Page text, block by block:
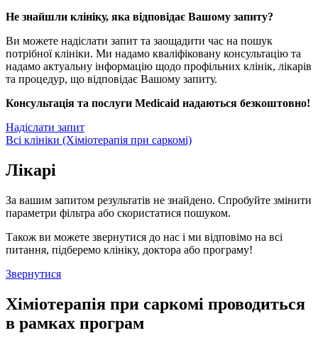
Не знайшли клініку, яка відповідає Вашому запиту?
Ви можете надіслати запит та заощадити час на пошук
потрібної клініки. Ми надамо кваліфіковану консультацію та
надамо актуальну інформацію щодо профільних клінік, лікарів
та процедур, що відповідає Вашому запиту.
Консультація та послуги Medicaid надаються безкоштовно!
Надіслати запит
Всі клініки (Хіміотерапія при саркомі)
Лікарі
За вашим запитом результатів не знайдено. Спробуйте змінити
параметри фільтра або скористатися пошуком.
Також ви можете звернутися до нас і ми відповімо на всі
питання, підберемо клініку, доктора або програму!
Звернутися
Хіміотерапія при саркомі проводиться
в рамках програм